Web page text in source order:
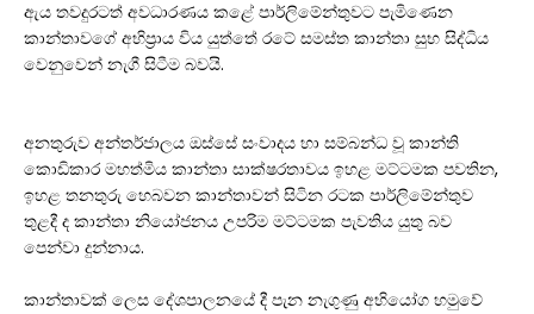
ඇය තවදුරටත් අවධාරණය කළේ පාර්ලිමේන්තුවට පැමිණෙන
කාන්තාවගේ අභිප්‍රාය විය යුත්තේ රටේ සමස්ත කාන්තා සුභ සිද්ධිය
වෙනුවෙන් නැගී සිටීම බවයි.
අනතුරුව අන්තර්ජාලය ඔස්සේ සංවාදය හා සම්බන්ධ වූ කාන්ති
කොඩිකාර මහත්මිය කාන්තා සාක්ෂරතාවය ඉහළ මට්ටමක පවතින,
ඉහළ තනතුරු හෙබවන කාන්තාවන් සිටින රටක පාර්ලිමේන්තුව
තුළදී ද කාන්තා නියෝජනය උපරිම මට්ටමක පැවතිය යුතු බව
පෙන්වා දුන්නාය.
කාන්තාවක් ලෙස දේශපාලනයේ දී පැන නැගුණු අභියෝග හමුවේ